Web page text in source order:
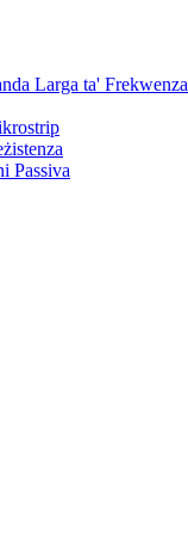
Larga ta'
Passiva